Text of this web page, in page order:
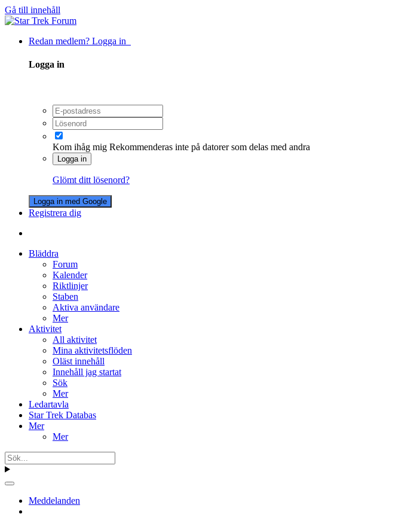
Gå till innehåll
Redan medlem? Logga in
Logga in
Kom ihåg mig Rekommenderas inte på datorer som delas med andra
Logga in
Glömt ditt lösenord?
Logga in med Google
Registrera dig
Bläddra
Forum
Kalender
Riktlinjer
Staben
Aktiva användare
Mer
Aktivitet
All aktivitet
Mina aktivitetsflöden
Oläst innehåll
Innehåll jag startat
Sök
Mer
Ledartavla
Star Trek Databas
Mer
Mer
Meddelanden